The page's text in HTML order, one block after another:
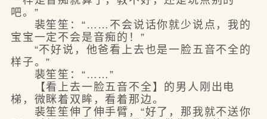
吧。”
裴笙笙：“……不会说话你就少说点，我的
宝宝一定不会是音痴的！”
“不好说，他爸看上去也是一脸五音不全的
样子。”
裴笙笙：“……”
【看上去一脸五音不全】的男人刚出电
梯，微眯着双眸，看着那边。
裴笙笙伸了伸手臂，“好了，那我就不送你